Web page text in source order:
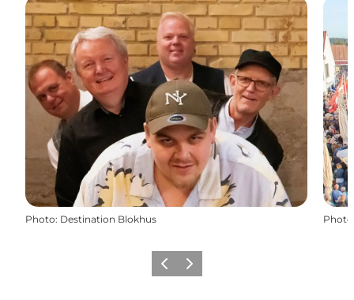
Photo: Destination Blokhus Photo
PrécédentSuivant